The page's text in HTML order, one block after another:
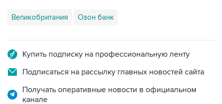
Великобритания Озон банк
Купить подписку на профессиональную ленту
Подписаться на рассылку главных новостей сайта
Получать оперативные новости в официальном
канале